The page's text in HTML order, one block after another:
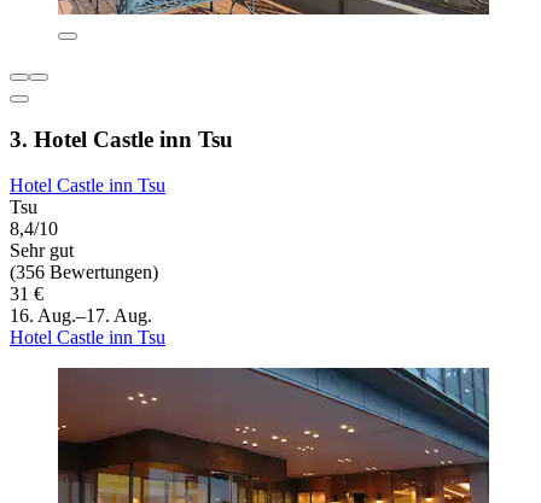
3. Hotel Castle inn Tsu
Hotel Castle inn Tsu
Tsu
8,4/10
Sehr gut
(356 Bewertungen)
31 €
16. Aug.–17. Aug.
Hotel Castle inn Tsu